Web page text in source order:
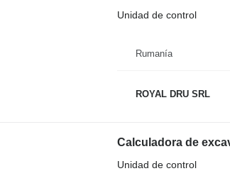
Unidad de control
Rumanía
ROYAL DRU SRL
Unidad de control